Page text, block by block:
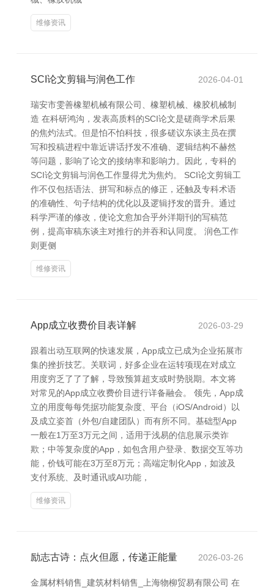
维修资讯
SCI论文剪辑与润色工作 2026-04-01
瑞安市雯善橡塑机械有限公司、橡塑机械、橡胶机械制
造 在科研鸿沟，发表高质料的SCI论文是磋商学术后果
的焦灼法式。但是怕不怕科技，很多磋议东谈主员在撰
写和投稿进程中靠近讲话抒发不准确、逻辑结构不赫然
等问题，影响了论文的接纳率和影响力。因此，专科的
SCI论文剪辑与润色工作显得尤为焦灼。 SCI论文剪辑工
作不仅包括语法、拼写和标点的修正，还触及专科术语
的准确性、句子结构的优化以及逻辑抒发的晋升。通过
科学严谨的修改，使论文愈加合乎外洋期刊的写稿范
例，提高审稿东谈主对推行的并吞和认同度。 润色工作
则更侧
维修资讯
App成立收费价目表详解 2026-03-29
跟着出动互联网的快速发展，App成立已成为企业拓展市
集的挫折技艺。关联词，好多企业在运转项现在对成立
用度穷乏了了了解，导致预算超支或时势脱期。本文将
对常见的App成立收费价目进行详备融会。 领先，App成
立的用度每每凭据功能复杂度、平台（iOS/Android）以
及成立姿首（外包/自建团队）而有所不同。基础型App
一般在1万至3万元之间，适用于浅易的信息展示类诈
欺；中等复杂度的App，如包含用户登录、数据交互等功
能，价钱可能在3万至8万元；高端定制化App，如波及
支付系统、及时通讯或AI功能，
维修资讯
励志古诗：点火但愿，传递正能量 2026-03-26
金属材料销售_建筑材料销售_上海物柳贸易有限公司 在